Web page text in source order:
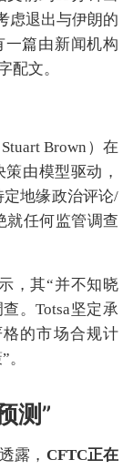
虑退出与伊朗的
篇由新闻机构
配文。
Brown）在
由模型驱动，
地缘政治评论/
就任何监管调查
，其“并不知晓
。Totsa坚定承
的市场合规计
测”
露， CFTC正在